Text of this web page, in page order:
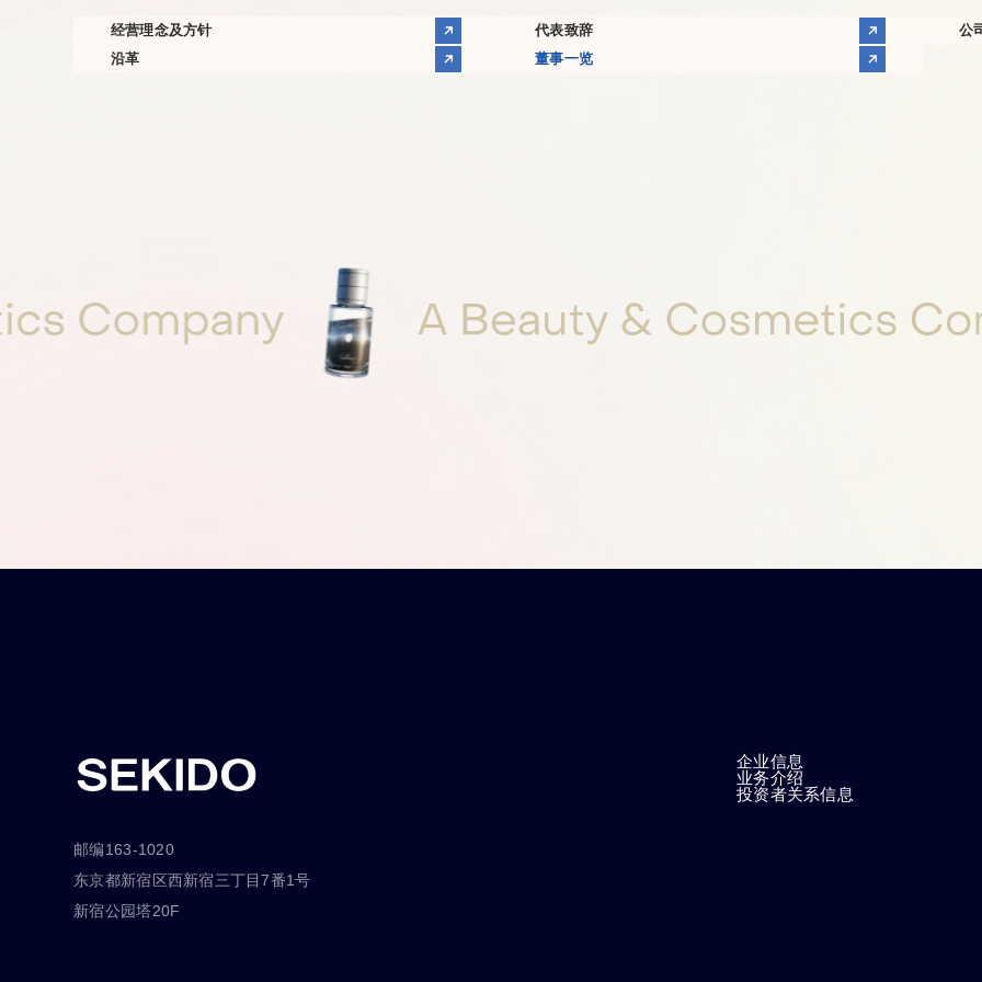
经营理念及方针 代表致辞
公
沿革
董事一览
邮编163-1020
东京都新宿区西新宿三丁目7番1号
新宿公园塔20F
企业信息
业务介绍
投资者关系信息